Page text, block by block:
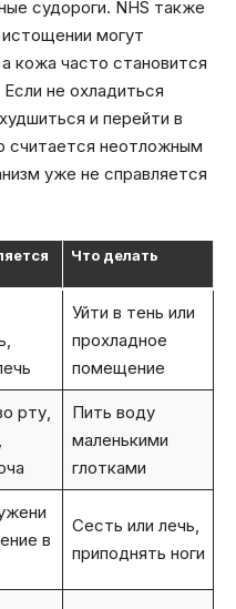
судороги. NHS также
могут
кожа часто становится
не охладиться
и перейти в
считается неотложным
уже не справляется
Что делать
Уйти в тень или
прохладное
помещение
рту,
Пить воду
маленькими
глотками
в
Сесть или лечь,
приподнять ноги